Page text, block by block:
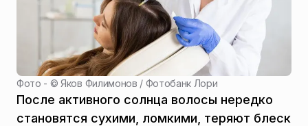
Фото - ©Яков Филимонов / Фотобанк Лори
После активного солнца волосы нередко
становятся сухими, ломкими, теряют блеск